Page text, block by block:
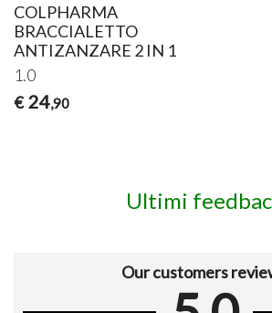
COLPHARMA
BRACCIALETTO
ANTIZANZARE 2 IN 1
1.0
€ 24,90
Ultimi
Our customers